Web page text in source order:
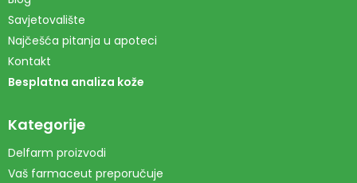
Savjetovalište
Najčešća pitanja u apoteci
Kontakt
Besplatna analiza kože
Kategorije
Delfarm proizvodi
Vaš farmaceut preporučuje